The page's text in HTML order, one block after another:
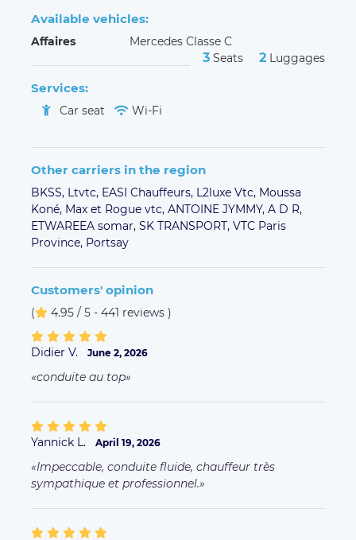
Available vehicles:
Affaires Mercedes Classe C
3 Seats 2 Luggages
Services:
Car seat Wi-Fi
Other carriers in the region
BKSS, Ltvtc, EASI Chauffeurs, L2luxe Vtc, Moussa
Koné, Max et Rogue vtc, ANTOINE JYMMY, A D R,
ETWAREEA somar, SK TRANSPORT, VTC Paris
Province, Portsay
Customers' opinion
( 4.95 / 5 - 441 reviews )
Didier V. June 2, 2026
conduite au top
Yannick L. April 19, 2026
Impeccable, conduite fluide, chauffeur très
sympathique et professionnel.